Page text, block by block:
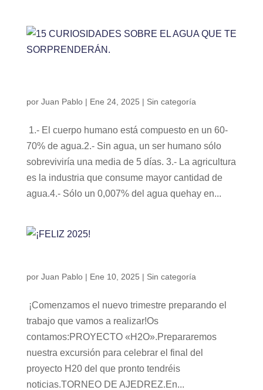
por Juan Pablo| Ene 24, 2025 | Sin categoría
1.- El cuerpo humano está compuesto en un 60-
70% de agua.2.- Sin agua, un ser humano sólo
sobreviviría una media de 5 días. 3.- La agricultura
es la industria que consume mayor cantidad de
agua.4.- Sólo un 0,007% del agua quehay en...
por Juan Pablo| Ene 10, 2025 | Sin categoría
¡Comenzamos el nuevo trimestre preparando el
trabajo que vamos a realizar!Os
contamos:PROYECTO «H2O».Prepararemos
nuestra excursión para celebrar el final del
proyecto H20 del que pronto tendréis
noticias.TORNEO DE AJEDREZ.En...